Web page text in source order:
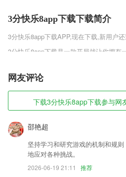
3分快乐8app下载下载简介
3分快乐8app下载APP,现在下载,新用户
3分快乐8app下载是一款开局就让你拥有
游戏，大量特殊的商业手段使用，通过
你发展壮大。招募员工，开设全新的公司
立自己的商业帝国，成为富豪大亨。
3分快乐8app下载软件特色
1,多种不一样的办公服务及时的在线查
高效的随时知晓。
2,拍照搜题:只需一拍，答案立即出来，轻
器如阿凡题、小猿搜题、学霸君、作业
3,任务多多，超多每日任务为你刷新，任
网友评论
下载3分快乐8app下载参与网
邵艳超
坚持学习和研究游戏的机制和规
地应对各种挑战。
2026-06-19 21:11 推荐